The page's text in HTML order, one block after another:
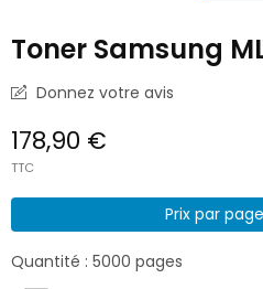
Toner Samsung
Donnez votre avis
178,90 €
TTC
Prix par
Quantité : 5000 pages